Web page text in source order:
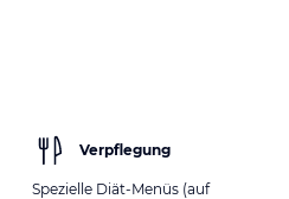
Verpflegung
Spezielle Diät-Menüs (auf